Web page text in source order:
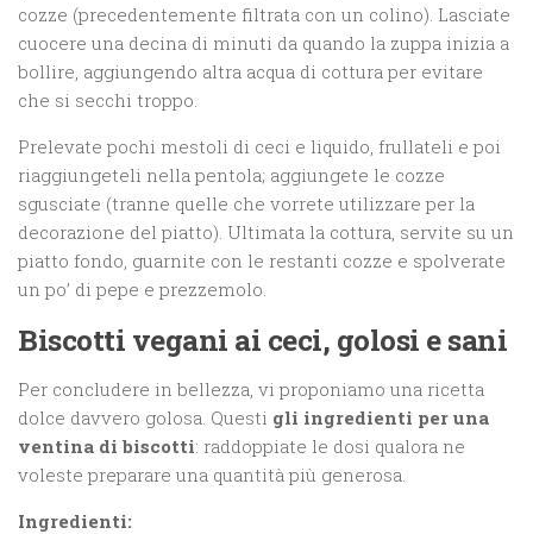
cozze (precedentemente filtrata con un colino). Lasciate
cuocere una decina di minuti da quando la zuppa inizia a
bollire, aggiungendo altra acqua di cottura per evitare
che si secchi troppo.
Prelevate pochi mestoli di ceci e liquido, frullateli e poi
riaggiungeteli nella pentola; aggiungete le cozze
sgusciate (tranne quelle che vorrete utilizzare per la
decorazione del piatto). Ultimata la cottura, servite su un
piatto fondo, guarnite con le restanti cozze e spolverate
un po’ di pepe e prezzemolo.
Biscotti vegani ai ceci, golosi e sani
Per concludere in bellezza, vi proponiamo una ricetta
dolce davvero golosa. Questi gli ingredienti per una
ventina di biscotti: raddoppiate le dosi qualora ne
voleste preparare una quantità più generosa.
Ingredienti: